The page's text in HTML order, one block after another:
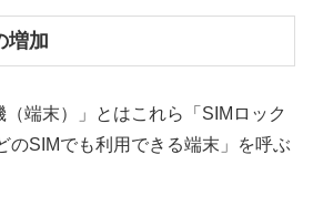
増加
端末）」とはこれら「SIMロック
のSIMでも利用できる端末」を呼ぶ